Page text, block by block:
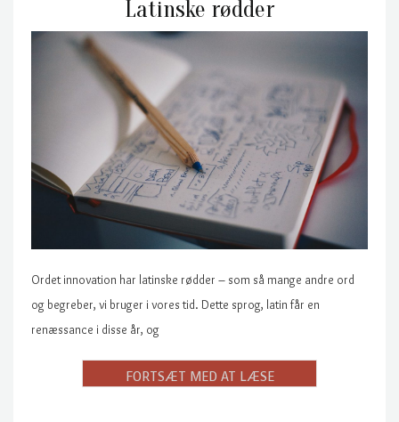
Latinske rødder
Ordet innovation har latinske rødder – som så mange andre ord
og begreber, vi bruger i vores tid. Dette sprog, latin får en
renæssance i disse år, og